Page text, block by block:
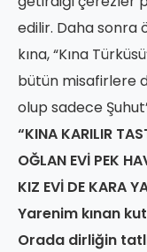
edilir. Daha sonra
kına, “Kına
bütün misafirlere
olup sadece
“KINA KARILIR
OĞLAN EVİ PEK
KIZ EVİ DE KARA
Yarenim kınan
Orada dirliğin